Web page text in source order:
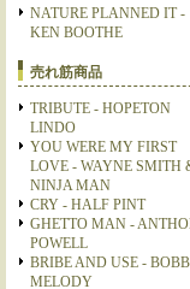
NATURE PLANNED IT -
KEN BOOTHE
売れ筋商品
TRIBUTE - HOPETON
LINDO
YOU WERE MY FIRST
LOVE - WAYNE SMITH
NINJA MAN
CRY - HALF PINT
GHETTO MAN -
POWELL
BRIBE AND USE -
MELODY